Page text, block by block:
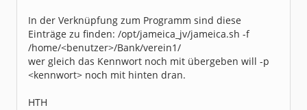
In der Verknüpfung zum Programm sind diese
Einträge zu finden: /opt/jameica_jv/jameica.sh -f
/home/<benutzer>/Bank/verein1/
wer gleich das Kennwort noch mit übergeben will -p
<kennwort> noch mit hinten dran.
HTH